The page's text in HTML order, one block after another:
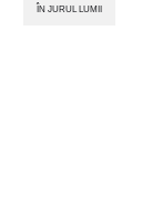
ÎN JURUL LUMII